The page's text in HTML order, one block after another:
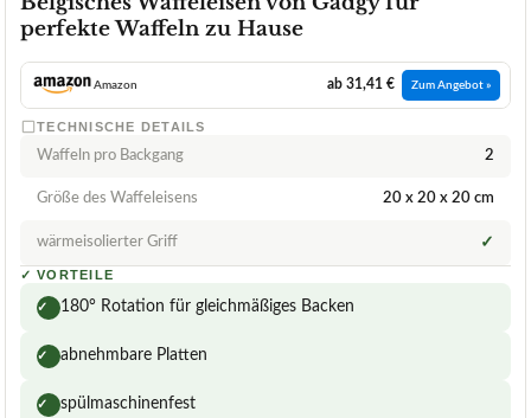
perfekte Waffeln zu Hause
Amazon ab 31,41 € Zum Angebot »
TECHNISCHE DETAILS
Waffeln pro Backgang 2
Größe des Waffeleisens 20 x 20 x 20 cm
wärmeisolierter Griff ✓
✓ VORTEILE
✓ 180° Rotation für gleichmäßiges Backen
✓ abnehmbare Platten
✓ spülmaschinenfest